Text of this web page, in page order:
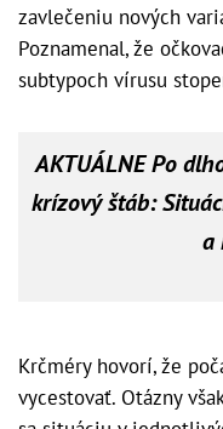
zavlečeniu nových
Poznamenal, že
subtypoch vírusu
AKTUÁLNE Po
krízový štáb:
a
Krčméry hovorí, že
vycestovať. Otázny